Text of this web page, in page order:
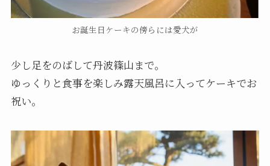
お誕生日ケーキの傍らには愛犬が
少し足をのばして丹波篠山まで。
ゆっくりと食事を楽しみ露天風呂に入ってケーキでお
祝い。